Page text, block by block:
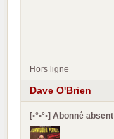
Hors ligne
Dave O'Brien
[•°•°•] Abonné absent